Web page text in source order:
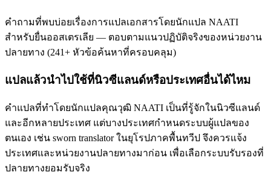
คำถามที่พบบ่อยเรื่องการแปลเอกสารโดยนักแปล NAATI
สำหรับยื่นออสเตรเลีย — ตอบตามแนวปฏิบัติจริงของหน่วยงาน
ปลายทาง (241+ หัวข้อค้นหาที่ครอบคลุม)
แปลแล้วนำไปใช้ที่นิวซีแลนด์หรือประเทศอื่นได้ไหม
คำแปลที่ทำโดยนักแปลคุณวุฒิ NAATI เป็นที่รู้จักในนิวซีแลนด์
และอีกหลายประเทศ แต่บางประเทศกำหนดระบบผู้แปลของ
ตนเอง เช่น sworn translator ในยุโรปภาคพื้นทวีป จึงควรแจ้ง
ประเทศและหน่วยงานปลายทางมาก่อน เพื่อเลือกระบบรับรองที่
ปลายทางยอมรับจริง